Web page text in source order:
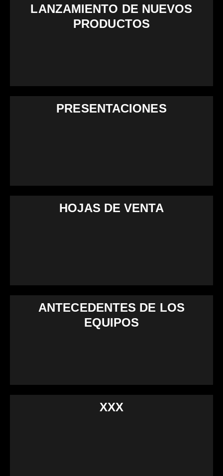
LANZAMIENTO DE NUEVOS
PRODUCTOS
PRESENTACIONES
HOJAS DE VENTA
ANTECEDENTES DE LOS
EQUIPOS
XXX